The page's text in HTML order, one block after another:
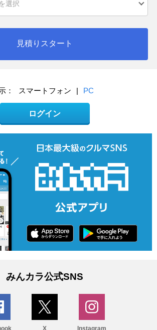
見積りスタート
： スマートフォン | PC
ログイン
みんカラ公式SNS